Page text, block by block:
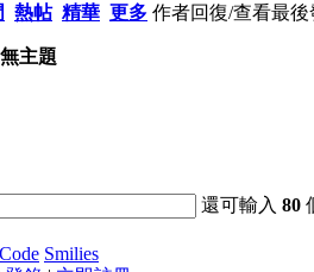
熱帖 精華 更多 作者回復/查看最後
主題
還可輸入80
Code Smilies